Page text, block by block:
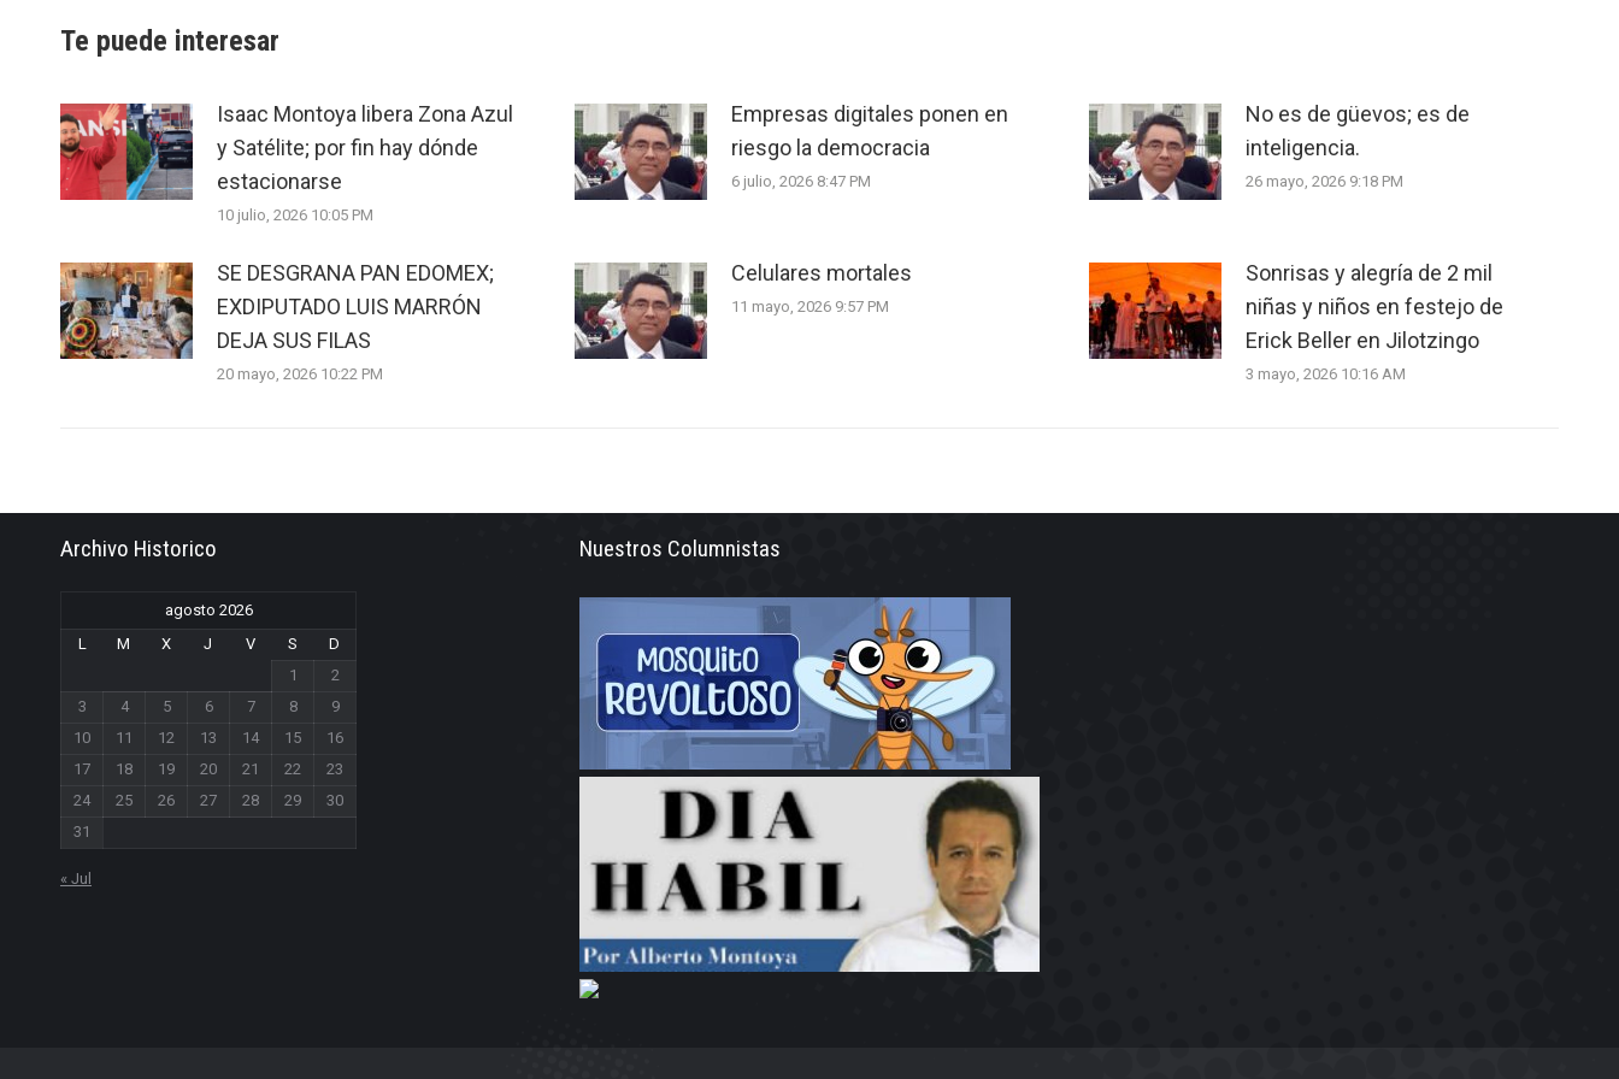
Te puede interesar
Isaac Montoya libera Zona Azul
y Satélite; por fin hay dónde
estacionarse
10 julio, 2026 10:05 PM
Empresas digitales ponen en
riesgo la democracia
6 julio, 2026 8:47 PM
No es de güevos; es de
inteligencia.
26 mayo, 2026 9:18 PM
SE DESGRANA PAN EDOMEX;
EXDIPUTADO LUIS MARRÓN
DEJA SUS FILAS
20 mayo, 2026 10:22 PM
Celulares mortales
11 mayo, 2026 9:57 PM
Sonrisas y alegría de 2 mil
niñas y niños en festejo de
Erick Beller en Jilotzingo
3 mayo, 2026 10:16 AM
Archivo Historico
agosto 2026
L
M X J V S
D
1
2
3
4 5 6 7 8
9
10
11 12 13 14 15
16
17
18 19 20 21 22
23
24
25 26 27 28 29
30
31
« Jul
Nuestros Columnistas